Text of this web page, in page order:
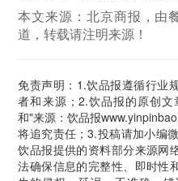
本文来源：北京商报，由
道，转载请注明来源！
免责声明：1.饮品报遵循行业
者和来源；2.饮品报的原创
和"来源：饮品报
将追究责任；3.投稿请加小编
饮品报提供的资料部分来源网
法确保信息的完整性、即时性